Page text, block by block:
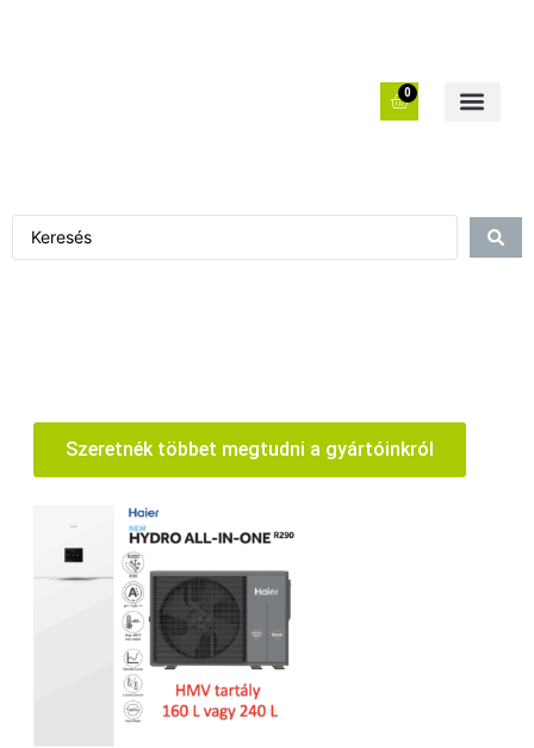
0
Szeretnék többet megtudni a gyártóinkról